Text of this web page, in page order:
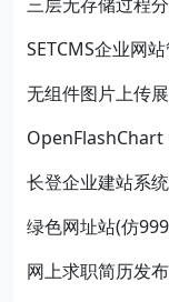
SETCMS企业网
无组件图片上传
长登企业建站系
绿色网址站(仿
网上求职简历发